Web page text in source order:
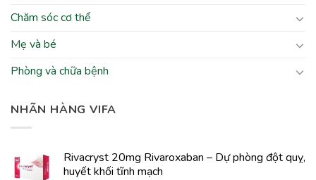
Chăm sóc cơ thể
Mẹ và bé
Phòng và chữa bệnh
NHÃN HÀNG VIFA
Rivacryst 20mg Rivaroxaban – Dự phòng đột quỵ,
huyết khối tĩnh mạch